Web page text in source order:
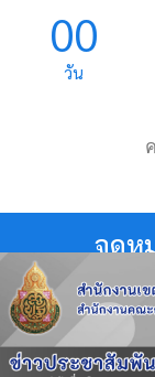
00
วัน
จดห